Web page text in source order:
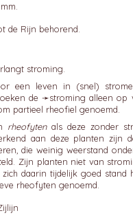
de Rijn behorend.
stroming.
een leven in (snel)
de ➛stroming alleen op
partieel rheofiel genoemd.
rheofytenals deze zonder
aan deze planten zijn
die weinig weerstand
Zijn planten niet van
daarin tijdelijk goed stand
rheofyten genoemd.